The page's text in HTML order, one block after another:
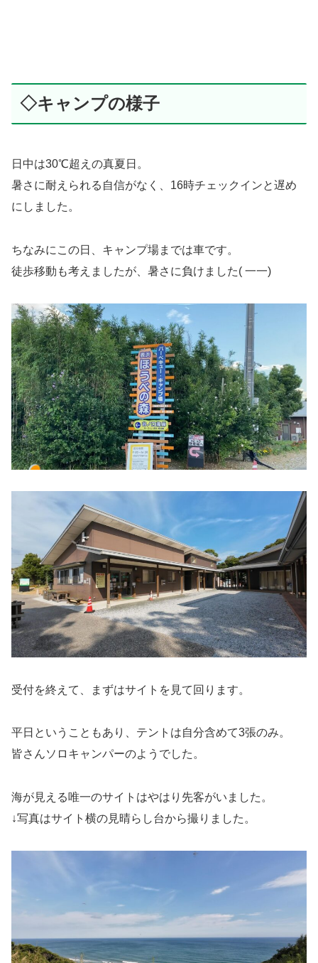
◇キャンプの様子
日中は30℃超えの真夏日。
暑さに耐えられる自信がなく、16時チェックインと遅め
にしました。
ちなみにこの日、キャンプ場までは車です。
徒歩移動も考えましたが、暑さに負けました( 一一)
受付を終えて、まずはサイトを見て回ります。
平日ということもあり、テントは自分含めて3張のみ。
皆さんソロキャンパーのようでした。
海が見える唯一のサイトはやはり先客がいました。
↓写真はサイト横の見晴らし台から撮りました。